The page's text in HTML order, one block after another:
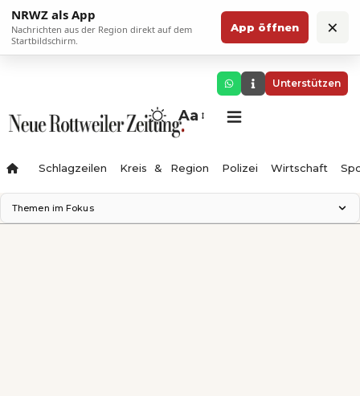
NRWZ als App
Nachrichten aus der Region direkt auf dem
Startbildschirm.
App öffnen ×
Unterstützen
Aa
Schlagzeilen Kreis & Region Polizei Wirtschaft
Themen im Fokus